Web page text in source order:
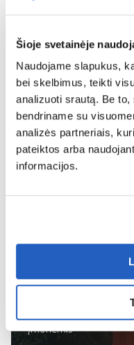
Šioje svetainėje
Naudojame slapukus,
bei skelbimus, teikti
analizuoti srautą. Be
bendriname su
analizės partneriais,
pateiktos arba
informacijos.
TDL pasirinkimas
Transporto (jūra, oru)
rezervavimas
Transportavimo
Intelektualusis
įmonėmis